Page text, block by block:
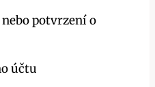
potvrzení o
účtu